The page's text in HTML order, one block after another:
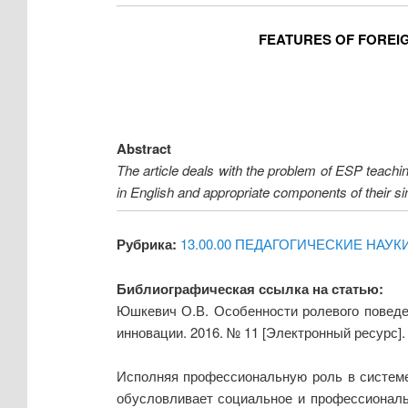
FEATURES OF
Abstract
The article deals with the problem of ESP
in English and appropriate components of their
Рубрика: 13.00.00 ПЕДАГОГИЧЕСКИЕ
Библиографическая ссылка на статью:
Юшкевич О.В. Особенности ролевого
инновации. 2016. № 11 [Электронный
Исполняя профессиональную роль в
обусловливает социальное и